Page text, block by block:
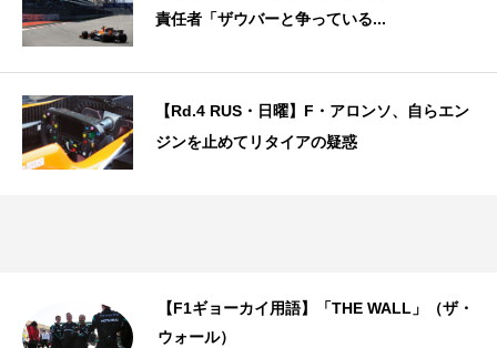
責任者「ザウバーと争っている...
【Rd.4 RUS・日曜】F・アロンソ、自らエン
ジンを止めてリタイアの疑惑
【F1ギョーカイ用語】「THE WALL」（ザ・
ウォール）